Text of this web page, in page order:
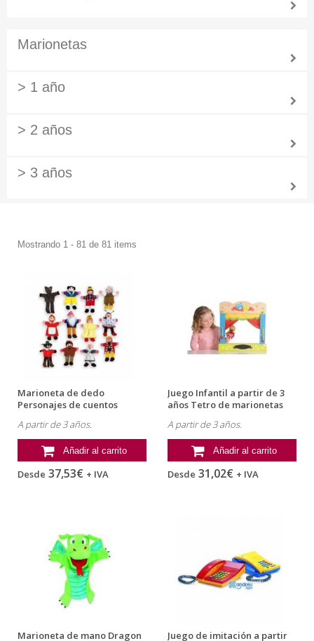
Marionetas
> 1 año
> 2 años
> 3 años
Mostrando 1 - 81 de 81 items
Marioneta de dedo
Personajes de cuentos
A partir de 3 años.
Añadir al carrito
Desde 37,53€ + IVA
Juego Infantil a partir de 3
años Tetro de marionetas
A partir de 3 años.
Añadir al carrito
Desde 31,02€ + IVA
Marioneta de mano Dragon
Juego de imitación a partir